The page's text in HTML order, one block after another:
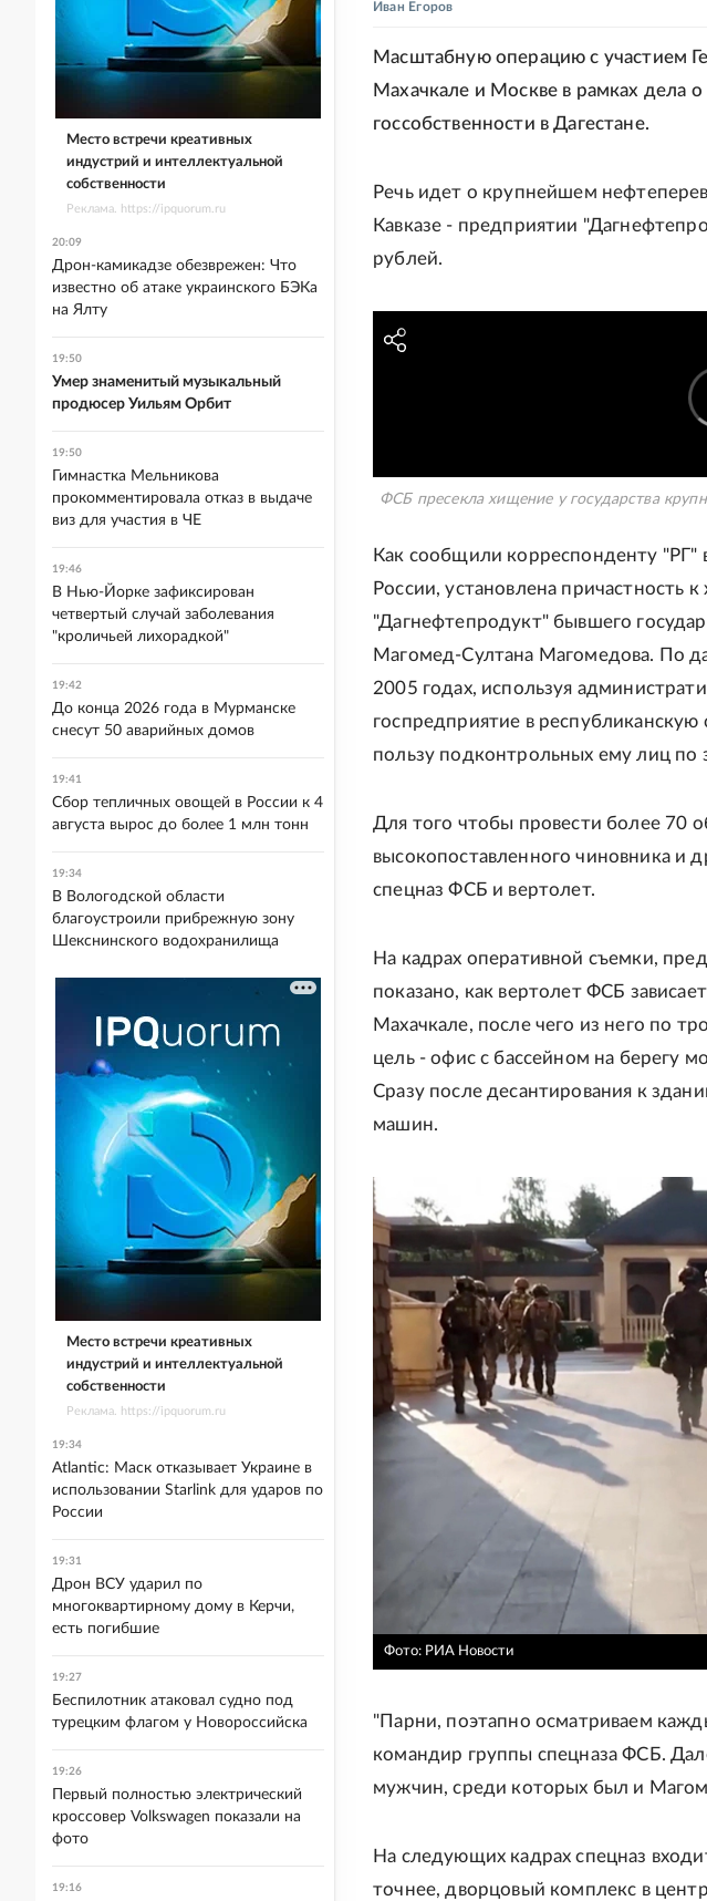
Иван Егоров
Масштабную операцию с участием
Махачкале и Москве в рамках дела
госсобственности в Дагестане.
Речь идет о крупнейшем
Кавказе - предприятии
рублей.
ФСБ пресекла хищение у государства
Как сообщили корреспонденту
России, установлена причастность
"Дагнефтепродукт" бывшего
Магомед-Султана Магомедова. По
2005 годах, используя
госпредприятие в
пользу подконтрольных ему лиц по
Для того чтобы провести более 70
высокопоставленного чиновника и
спецназ ФСБ и вертолет.
На кадрах оперативной съемки,
показано, как вертолет ФСБ
Махачкале, после чего из него по
цель - офис с бассейном на берегу
Сразу после десантирования к
машин.
Фото: РИА Новости
"Парни, поэтапно осматриваем
командир группы спецназа ФСБ.
мужчин, среди которых был и
На следующих кадрах спецназ
точнее, дворцовый комплекс в
Место встречи креативных
индустрий и интеллектуальной
собственности
Реклама. https://ipquorum.ru
20:09
Дрон-камикадзе обезврежен: Что
известно об атаке украинского БЭКа
на Ялту
19:50
Умер знаменитый музыкальный
продюсер Уильям Орбит
19:50
Гимнастка Мельникова
прокомментировала отказ в выдаче
виз для участия в ЧЕ
19:46
В Нью-Йорке зафиксирован
четвертый случай заболевания
"кроличьей лихорадкой"
19:42
До конца 2026 года в Мурманске
снесут 50 аварийных домов
19:41
Сбор тепличных овощей в России к 4
августа вырос до более 1 млн тонн
19:34
В Вологодской области
благоустроили прибрежную зону
Шекснинского водохранилища
Место встречи креативных
индустрий и интеллектуальной
собственности
Реклама. https://ipquorum.ru
19:34
Atlantic: Маск отказывает Украине в
использовании Starlink для ударов по
России
19:31
Дрон ВСУ ударил по
многоквартирному дому в Керчи,
есть погибшие
19:27
Беспилотник атаковал судно под
турецким флагом у Новороссийска
19:26
Первый полностью электрический
кроссовер Volkswagen показали на
фото
19:16